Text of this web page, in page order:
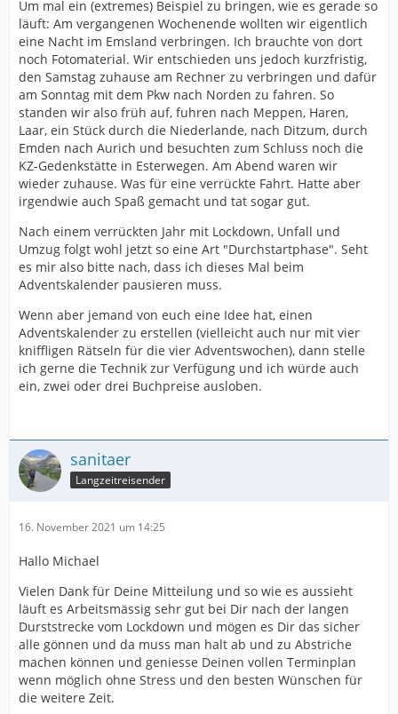
Um mal ein (extremes) Beispiel zu bringen, wie es gerade so
läuft: Am vergangenen Wochenende wollten wir eigentlich
eine Nacht im Emsland verbringen. Ich brauchte von dort
noch Fotomaterial. Wir entschieden uns jedoch kurzfristig,
den Samstag zuhause am Rechner zu verbringen und dafür
am Sonntag mit dem Pkw nach Norden zu fahren. So
standen wir also früh auf, fuhren nach Meppen, Haren,
Laar, ein Stück durch die Niederlande, nach Ditzum, durch
Emden nach Aurich und besuchten zum Schluss noch die
KZ-Gedenkstätte in Esterwegen. Am Abend waren wir
wieder zuhause. Was für eine verrückte Fahrt. Hatte aber
irgendwie auch Spaß gemacht und tat sogar gut.
Nach einem verrückten Jahr mit Lockdown, Unfall und
Umzug folgt wohl jetzt so eine Art "Durchstartphase". Seht
es mir also bitte nach, dass ich dieses Mal beim
Adventskalender pausieren muss.
Wenn aber jemand von euch eine Idee hat, einen
Adventskalender zu erstellen (vielleicht auch nur mit vier
kniffligen Rätseln für die vier Adventswochen), dann stelle
ich gerne die Technik zur Verfügung und ich würde auch
ein, zwei oder drei Buchpreise ausloben.
sanitaer
Langzeitreisender
16. November 2021 um 14:25
Hallo Michael
Vielen Dank für Deine Mitteilung und so wie es aussieht
läuft es Arbeitsmässig sehr gut bei Dir nach der langen
Durststrecke vom Lockdown und mögen es Dir das sicher
alle gönnen und da muss man halt ab und zu Abstriche
machen können und geniesse Deinen vollen Terminplan
wenn möglich ohne Stress und den besten Wünschen für
die weitere Zeit.